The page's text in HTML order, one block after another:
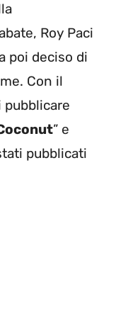
Roy Paci
poi deciso di
Con il
pubblicare
” e
pubblicati